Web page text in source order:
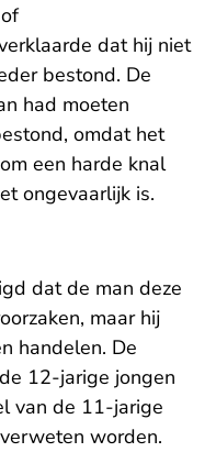
dat hij niet
bestond. De
had moeten
omdat het
een harde knal
ongevaarlijk is.
dat de man deze
maar hij
handelen. De
12-jarige jongen
van de 11-jarige
worden.